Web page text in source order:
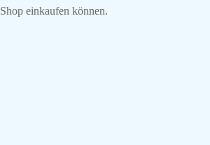
Shop einkaufen können.